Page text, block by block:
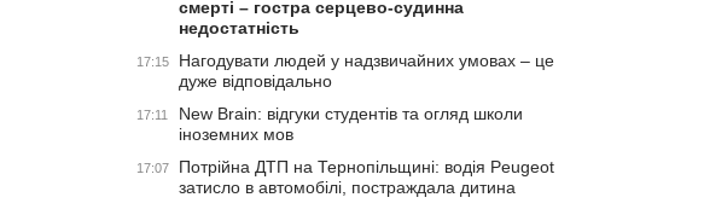
смерті – гостра серцево-судинна
недостатність
17:15
Нагодувати людей у надзвичайних умовах – це
дуже відповідально
17:11
New Brain: відгуки студентів та огляд школи
іноземних мов
17:07
Потрійна ДТП на Тернопільщині: водія Peugeot
затисло в автомобілі, постраждала дитина